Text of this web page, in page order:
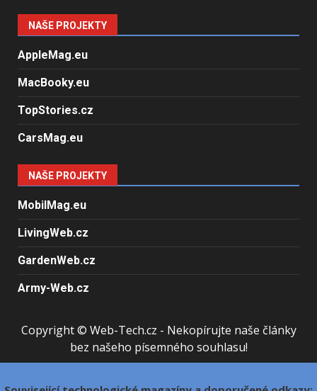
NAŠE PROJEKTY
AppleMag.eu
MacBooky.eu
TopStories.cz
CarsMag.eu
NAŠE PROJEKTY
MobilMag.eu
LivingWeb.cz
GardenWeb.cz
Army-Web.cz
Copyright © Web-Tech.cz - Nekopírujte naše články
bez našeho písemného souhlasu!